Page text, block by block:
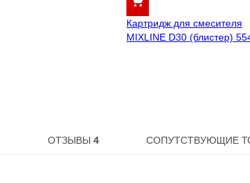
Картридж для смесителя
MIXLINE D30 (блистер)
ОТЗЫВЫ 4 СОПУТСТВУЮЩИЕ